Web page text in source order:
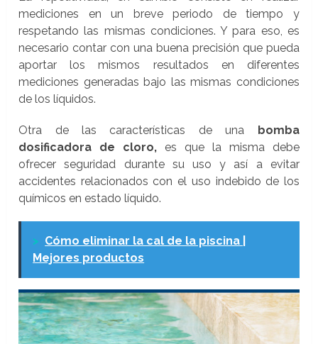
mediciones en un breve periodo de tiempo y
respetando las mismas condiciones. Y para eso, es
necesario contar con una buena precisión que pueda
aportar los mismos resultados en diferentes
mediciones generadas bajo las mismas condiciones
de los líquidos.
Otra de las características de una
bomba
dosificadora de cloro, es que la misma debe
ofrecer seguridad durante su uso y así a evitar
accidentes relacionados con el uso indebido de los
químicos en estado líquido.
> Cómo eliminar la cal de la piscina |
Mejores productos